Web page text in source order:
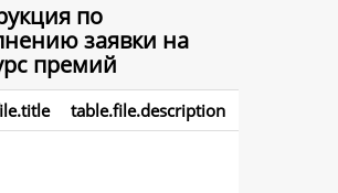
по
заявки на
премий
table.file.description